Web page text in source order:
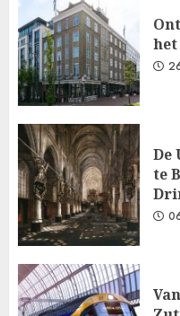
De
te